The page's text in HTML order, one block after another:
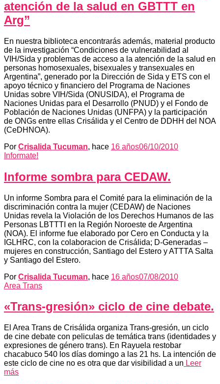
atención de la salud en GBTTT en
Arg”
En nuestra biblioteca encontrarás además, material producto
de la investigación “Condiciones de vulnerabilidad al
VIH/Sida y problemas de acceso a la atención de la salud en
personas homosexuales, bisexuales y transexuales en
Argentina”, generado por la Dirección de Sida y ETS con el
apoyo técnico y financiero del Programa de Naciones
Unidas sobre VIH/Sida (ONUSIDA), el Programa de
Naciones Unidas para el Desarrollo (PNUD) y el Fondo de
Población de Naciones Unidas (UNFPA) y la participación
de ONGs entre ellas Crisálida y el Centro de DDHH del NOA
(CeDHNOA).
Por Crisalida Tucuman, hace 16 años06/10/2010
Informate!
Informe sombra para CEDAW.
Un informe Sombra para el Comité para la eliminación de la
discriminación contra la mujer (CEDAW) de Naciones
Unidas revela la Violación de los Derechos Humanos de las
Personas LBTTTI en la Región Noroeste de Argentina
(NOA). El informe fue elaborado por Cero en Conducta y la
IGLHRC, con la colaboracion de Crisálida; D-Generadas –
mujeres en construcción, Santiago del Estero y ATTTA Salta
y Santiago del Estero.
Por Crisalida Tucuman, hace 16 años07/08/2010
Area Trans
«Trans-gresión» ciclo de cine debate.
El Area Trans de Crisálida organiza Trans-gresión, un ciclo
de cine debate con peliculas de temática trans (identidades y
expresiones de género trans). En Rayuela restobar
chacabuco 540 los días domingo a las 21 hs. La intención de
este ciclo de cine no es otra que dar visibilidad a un Leer
más